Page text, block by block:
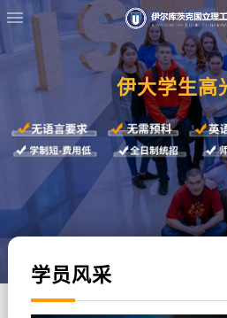
伊大学生高
学员风采